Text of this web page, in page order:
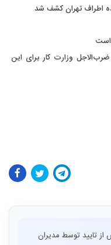
اطراف تهران کشف شد
است
وزارت کار برای این
تایید توسط مدیران